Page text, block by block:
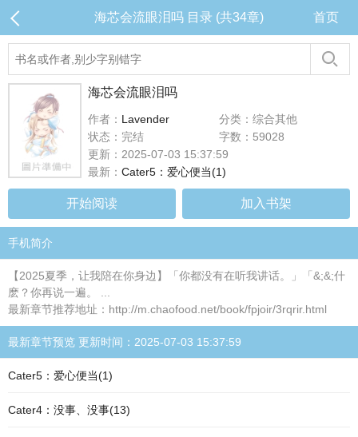
海芯会流眼泪吗 目录 (共34章) 首页
海芯会流眼泪吗
作者： Lavender
分类：综合其他
状态：完结
字数：59028
更新：2025-07-03 15:37:59
最新： Cater5：爱心便当(1)
开始阅读 加入书架
手机简介
【2025夏季，让我陪在你身边】「你都没有在听我讲话。」「&;&;什
麽？你再说一遍。 ...
最新章节推荐地址：http://m.chaofood.net/book/fpjoir/3rqrir.html
最新章节预览 更新时间：2025-07-03 15:37:59
Cater5：爱心便当(1)
Cater4：没事、没事(13)